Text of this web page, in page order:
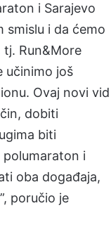
i Sarajevo
smislu i da ćemo
tj. Run&More
učinimo još
Ovaj novi vid
dobiti
biti
polumaraton i
oba događaja,
poručio je